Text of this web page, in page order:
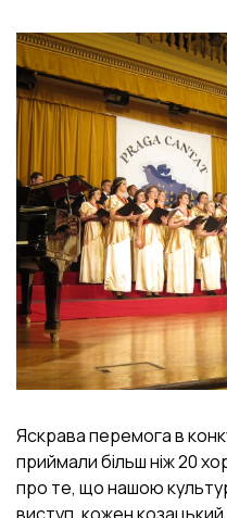
Яскрава перемога в
приймали більш ніж 20
про те, що нашою